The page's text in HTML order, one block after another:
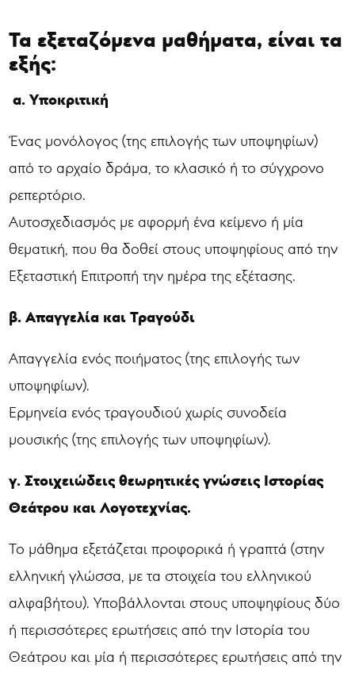
Τα εξεταζόμενα μαθήματα, είναι τα
εξής:
α. Υποκριτική
Ένας μονόλογος (της επιλογής των υποψηφίων)
από το αρχαίο δράμα, το κλασικό ή το σύγχρονο
ρεπερτόριο.
Αυτοσχεδιασμός με αφορμή ένα κείμενο ή μία
θεματική, που θα δοθεί στους υποψηφίους από την
Εξεταστική Επιτροπή την ημέρα της εξέτασης.
β. Απαγγελία και Τραγούδι
Απαγγελία ενός ποιήματος (της επιλογής των
υποψηφίων).
Ερμηνεία ενός τραγουδιού χωρίς συνοδεία
μουσικής (της επιλογής των υποψηφίων).
γ. Στοιχειώδεις θεωρητικές γνώσεις Ιστορίας
Θεάτρου και Λογοτεχνίας.
Το μάθημα εξετάζεται προφορικά ή γραπτά (στην
ελληνική γλώσσα, με τα στοιχεία του ελληνικού
αλφαβήτου). Υποβάλλονται στους υποψηφίους δύο
ή περισσότερες ερωτήσεις από την Ιστορία του
Θεάτρου και μία ή περισσότερες ερωτήσεις από την